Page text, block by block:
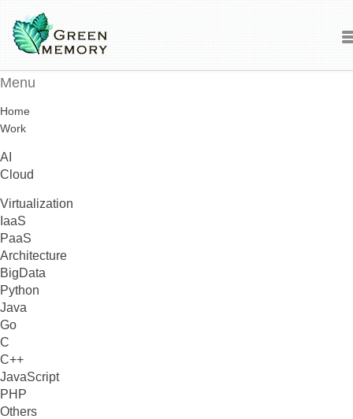
Menu
Home
Work
AI
Cloud
Virtualization
IaaS
PaaS
Architecture
BigData
Python
Java
Go
C
C++
JavaScript
PHP
Others